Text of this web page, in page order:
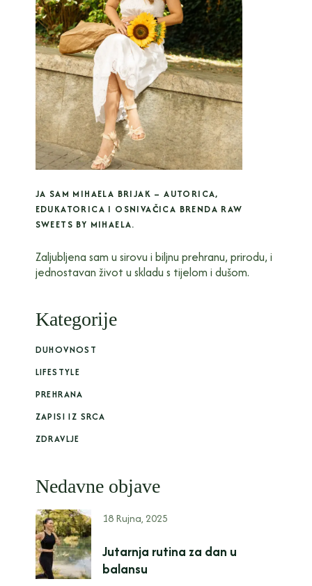
JA SAM MIHAELA BRIJAK – AUTORICA,
EDUKATORICA I OSNIVAČICA BRENDA RAW
SWEETS BY MIHAELA.
Zaljubljena sam u sirovu i biljnu prehranu, prirodu, i
jednostavan život u skladu s tijelom i dušom.
Kategorije
DUHOVNOST
LIFESTYLE
PREHRANA
ZAPISI IZ SRCA
ZDRAVLJE
Nedavne objave
18 Rujna, 2025
Jutarnja rutina za dan u
balansu